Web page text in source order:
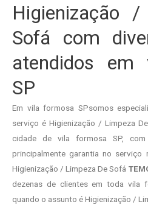
Higienização
Sofá com
atendidos em
SP
Em vila formosa SPsomos
serviço é Higienização / Limpeza
cidade de vila formosa SP,
principalmente garantia no serviço
Higienização / Limpeza De Sofá
dezenas de clientes em toda vila
quando o assunto é Higienização /